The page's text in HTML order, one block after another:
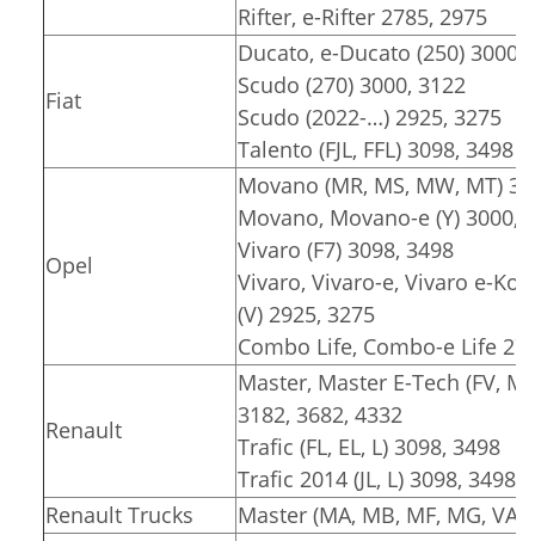
Rifter, e-Rifter 2785, 2975
Fiat
Ducato, e-Ducato (250) 3000,
Scudo (270) 3000, 3122
Scudo (2022-…) 2925, 3275
Talento (FJL, FFL) 3098, 3498
Opel
Movano (MR, MS, MW, MT)
Movano, Movano-e (Y) 3000,
Vivaro (F7) 3098, 3498
Vivaro, Vivaro-e, Vivaro e-
(V) 2925, 3275
Combo Life, Combo-e Life
Renault
Master, Master E-Tech (FV,
3182, 3682, 4332
Trafic (FL, EL, L) 3098, 3498
Trafic 2014 (JL, L) 3098, 3498
Renault Trucks
Master (MA, MB, MF, MG, VA,